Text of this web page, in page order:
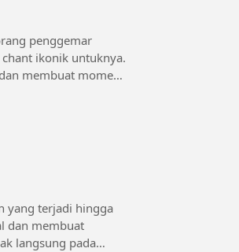
ikonik untuknya.
membuat momen
yang terjadi hingga
dan membuat